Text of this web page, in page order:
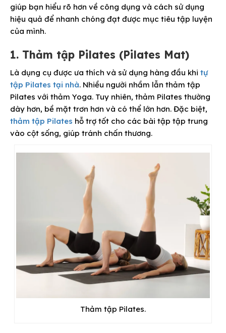
giúp bạn hiểu rõ hơn về công dụng và cách sử dụng
hiệu quả để nhanh chóng đạt được mục tiêu tập luyện
của mình.
1. Thảm tập Pilates (Pilates Mat)
Là dụng cụ được ưa thích và sử dụng hàng đầu khi tự
tập Pilates tại nhà. Nhiều người nhầm lẫn thảm tập
Pilates với thảm Yoga. Tuy nhiên, thảm Pilates thường
dày hơn, bề mặt trơn hơn và có thể lớn hơn. Đặc biệt,
thảm tập Pilates hỗ trợ tốt cho các bài tập tập trung
vào cột sống, giúp tránh chấn thương.
Thảm tập Pilates.